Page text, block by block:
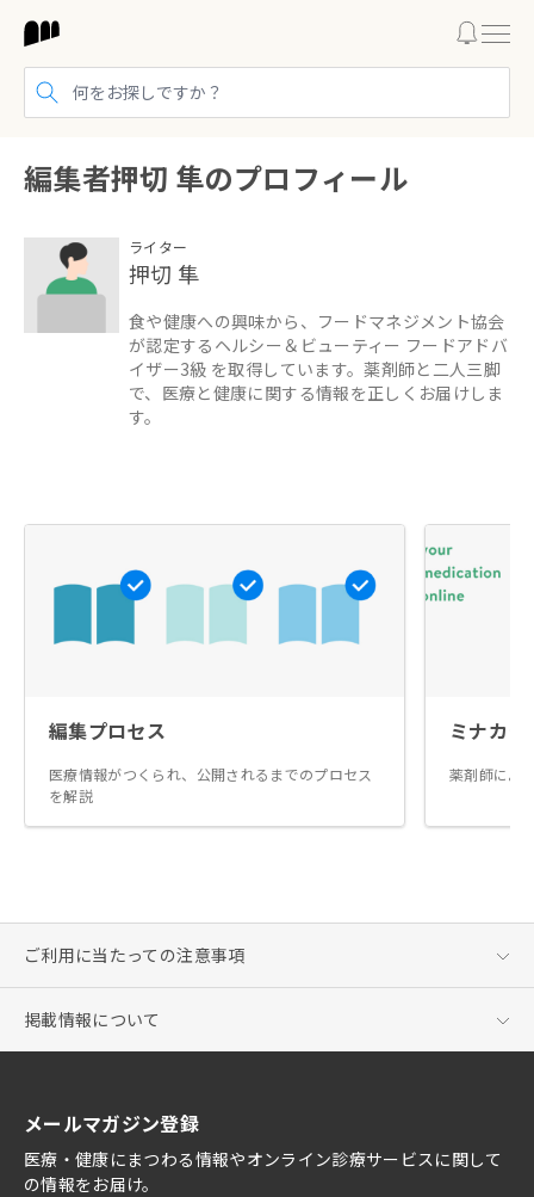
検索する
編集者押切 隼のプロフィール
ライター
押切 隼
食や健康への興味から、フードマネジメント協会
が認定するヘルシー＆ビューティー フードアドバ
イザー3級 を取得しています。薬剤師と二人三脚
で、医療と健康に関する情報を正しくお届けしま
す。
編集プロセス
医療情報がつくられ、公開されるまでのプロセス
を解説
ミナカ
薬剤師によ
ご利用に当たっての注意事項
掲載情報について
メールマガジン登録
医療・健康にまつわる情報やオンライン診療サービスに関して
の情報をお届け。